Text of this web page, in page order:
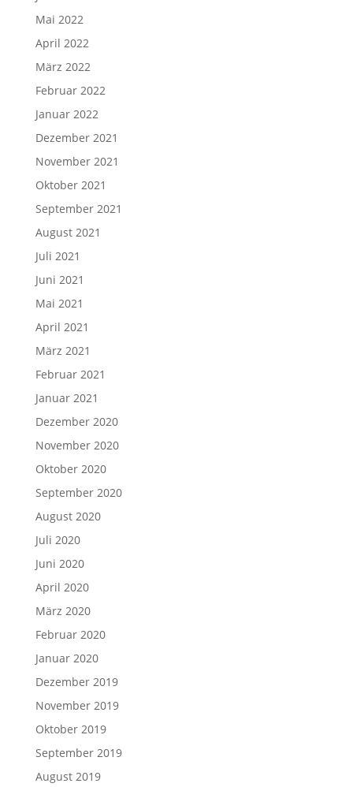
Mai 2022
April 2022
März 2022
Februar 2022
Januar 2022
Dezember 2021
November 2021
Oktober 2021
September 2021
August 2021
Juli 2021
Juni 2021
Mai 2021
April 2021
März 2021
Februar 2021
Januar 2021
Dezember 2020
November 2020
Oktober 2020
September 2020
August 2020
Juli 2020
Juni 2020
April 2020
März 2020
Februar 2020
Januar 2020
Dezember 2019
November 2019
Oktober 2019
September 2019
August 2019